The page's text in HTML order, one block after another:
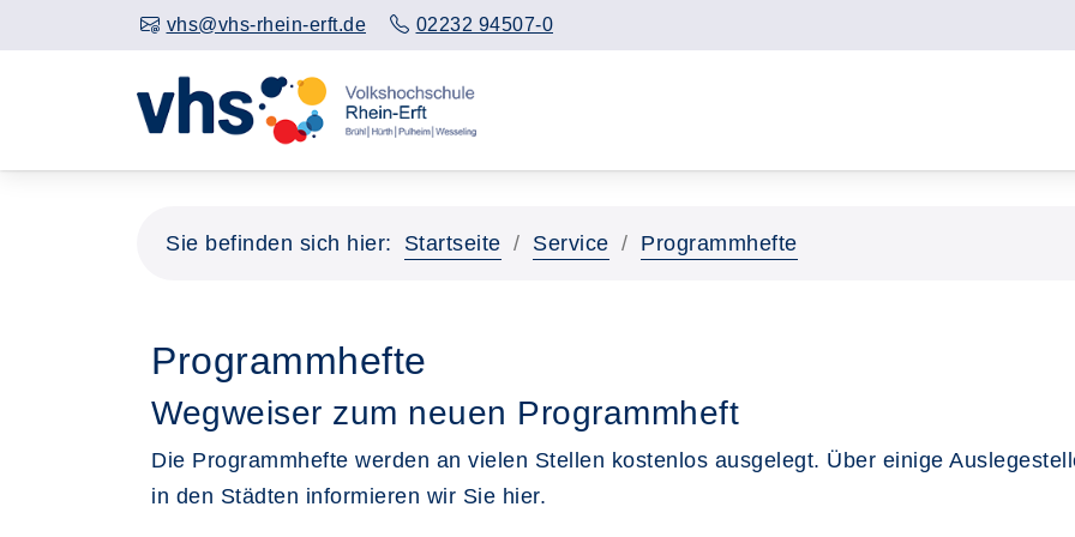
vhs@vhs-rhein-erft.de 02232 94507-0
Sie befinden sich hier: Startseite Service Programmhefte
Programmhefte
Wegweiser zum neuen Programmheft
Die Programmhefte werden an vielen Stellen kostenlos ausgelegt. Über einige
in den Städten informieren wir Sie hier.